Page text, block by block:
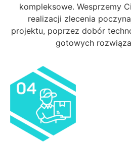
kompleksowe. Wesprzemy
realizacji zlecenia
projektu, poprzez dobór
gotowych